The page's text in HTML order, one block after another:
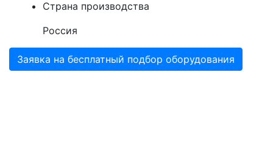
Страна производства
Россия
Заявка на бесплатный подбор оборудования